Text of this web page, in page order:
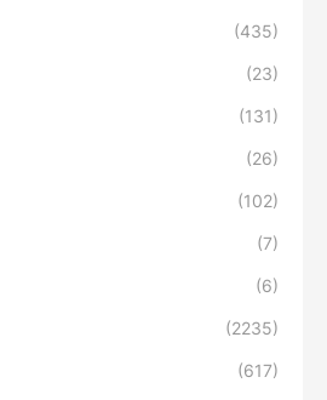
(435)
(23)
(131)
(26)
(102)
(7)
(6)
(2235)
(617)